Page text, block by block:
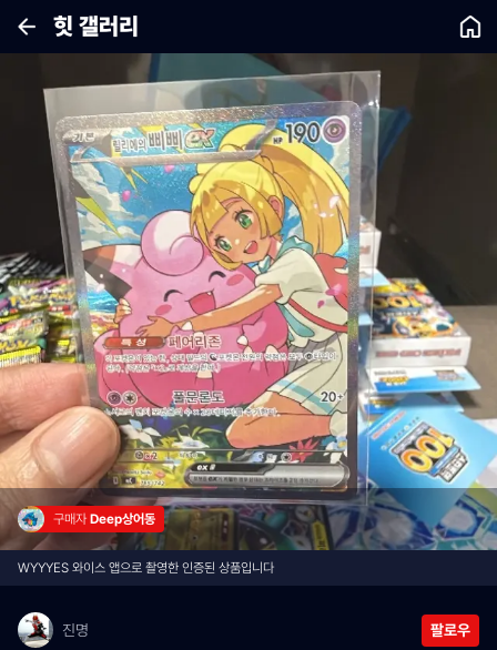
힛 갤러리
구매자 Deep상어동
WYYYES 와이스 앱으로 촬영한 인증된 상품입니다
진명 팔로우